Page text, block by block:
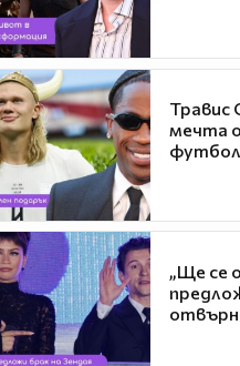
Травис
мечта
„Ще се